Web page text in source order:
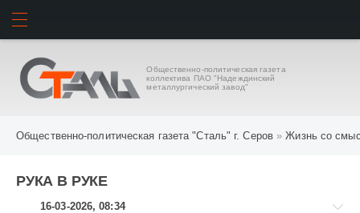
Общественно-политическая газета
коллектива ПАО "Надеждинский
металлургический завод"
Общественно-политическая газета "Сталь" г. Серов »Жизнь со
РУКА В РУКЕ
16-03-2026, 08:34